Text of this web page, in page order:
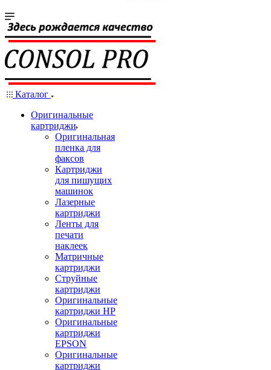
Каталог
Оригинальные
картриджи
Оригинальная
пленка для
факсов
Картриджи
для пишущих
машинок
Лазерные
картриджи
Ленты для
печати
наклеек
Матричные
картриджи
Струйные
картриджи
Оригинальные
картриджи HP
Оригинальные
картриджи
EPSON
Оригинальные
картриджи